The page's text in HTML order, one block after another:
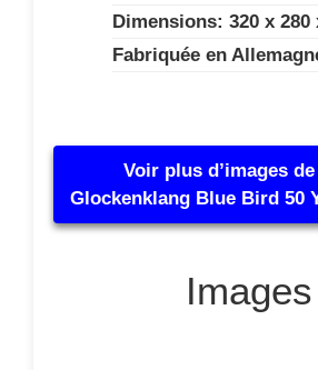
Dimensions: 320 x 280
Fabriquée en
Voir plus d’images
Glockenklang Blue Bird 50
Images